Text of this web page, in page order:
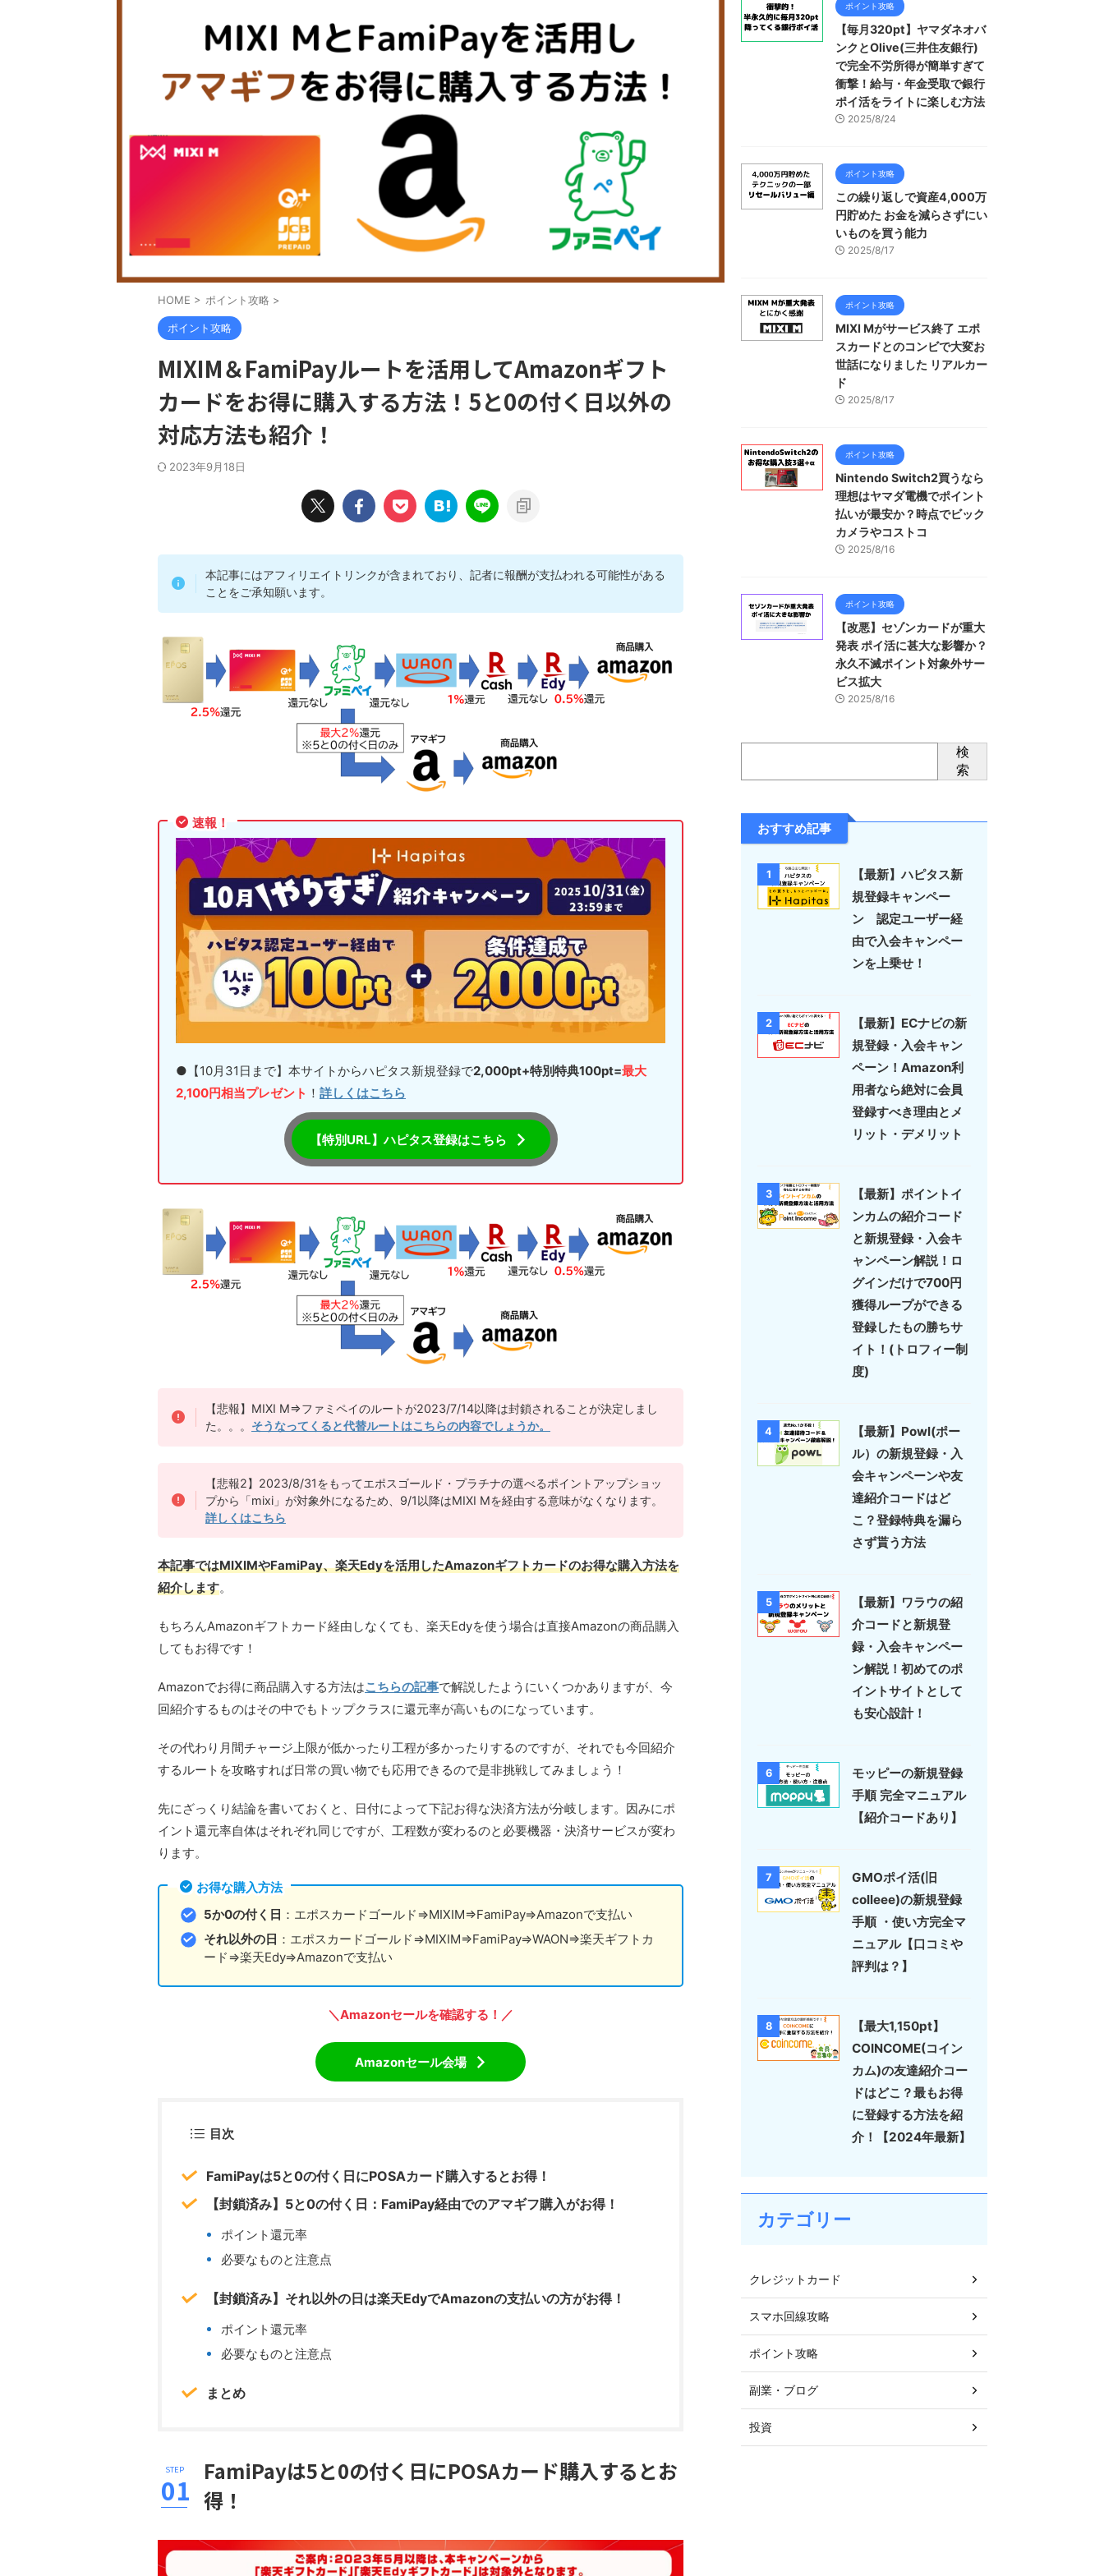
HOME > ポイント攻略 >
ポイント攻略
MIXIM＆FamiPayルートを活用してAmazonギフト
カードをお得に購入する方法！5と0の付く日以外の
対応方法も紹介！
2023年9月18日
本記事にはアフィリエイトリンクが含まれており、記者に報酬が支払われる可能性がある
ことをご承知願います。
速報！
●【10月31日まで】本サイトからハピタス新規登録で2,000pt+特別特典100pt=最大
2,100円相当プレゼント ！ 詳しくはこちら
【特別URL】ハピタス登録はこちら
【悲報】MIXI M⇒ファミペイのルートが2023/7/14以降は封鎖されることが決定しまし
た。。。 そうなってくると代替ルートはこちらの内容でしょうか。
【悲報2】2023/8/31をもってエポスゴールド・プラチナの選べるポイントアップショッ
プから「mixi」が対象外になるため、9/1以降はMIXI Mを経由する意味がなくなります。
詳しくはこちら
本記事ではMIXIMやFamiPay、楽天Edyを活用したAmazonギフトカードのお得な購入方法を
紹介します。
もちろんAmazonギフトカード経由しなくても、楽天Edyを使う場合は直接Amazonの商品購入
してもお得です！
Amazonでお得に商品購入する方法はこちらの記事で解説したようにいくつかありますが、今
回紹介するものはその中でもトップクラスに還元率が高いものになっています。
その代わり月間チャージ上限が低かったり工程が多かったりするのですが、それでも今回紹介
するルートを攻略すれば日常の買い物でも応用できるので是非挑戦してみましょう！
先にざっくり結論を書いておくと、日付によって下記お得な決済方法が分岐します。因みにポ
イント還元率自体はそれぞれ同じですが、工程数が変わるのと必要機器・決済サービスが変わ
ります。
お得な購入方法
5か0の付く日 ：エポスカードゴールド⇒MIXIM⇒FamiPay⇒Amazonで支払い
それ以外の日 ：エポスカードゴールド⇒MIXIM⇒FamiPay⇒WAON⇒楽天ギフトカ
ード⇒楽天Edy⇒Amazonで支払い
＼Amazonセールを確認する！／
Amazonセール会場
目次
FamiPayは5と0の付く日にPOSAカード購入するとお得！
【封鎖済み】5と0の付く日：FamiPay経由でのアマギフ購入がお得！
ポイント還元率
必要なものと注意点
【封鎖済み】それ以外の日は楽天EdyでAmazonの支払いの方がお得！
ポイント還元率
必要なものと注意点
まとめ
FamiPayは5と0の付く日にPOSAカード購入するとお
得！
ポイント攻略
【毎月320pt】ヤマダネオバ
ンクとOlive(三井住友銀行)
で完全不労所得が簡単すぎて
衝撃！給与・年金受取で銀行
ポイ活をライトに楽しむ方法
2025/8/24
ポイント攻略
この繰り返しで資産4,000万
円貯めた お金を減らさずにい
いものを買う能力
2025/8/17
ポイント攻略
MIXI Mがサービス終了 エポ
スカードとのコンビで大変お
世話になりました リアルカー
ド
2025/8/17
ポイント攻略
Nintendo Switch2買うなら
理想はヤマダ電機でポイント
払いが最安か？時点でビック
カメラやコストコ
2025/8/16
ポイント攻略
【改悪】セゾンカードが重大
発表 ポイ活に甚大な影響か？
永久不滅ポイント対象外サー
ビス拡大
2025/8/16
検
索
おすすめ記事
1
【最新】ハピタス新
規登録キャンペー
ン 認定ユーザー経
由で入会キャンペー
ンを上乗せ！
2
【最新】ECナビの新
規登録・入会キャン
ペーン！Amazon利
用者なら絶対に会員
登録すべき理由とメ
リット・デメリット
3
【最新】ポイントイ
ンカムの紹介コード
と新規登録・入会キ
ャンペーン解説！ロ
グインだけで700円
獲得ループができる
登録したもの勝ちサ
イト！(トロフィー制
度)
4
【最新】Powl(ポー
ル）の新規登録・入
会キャンペーンや友
達紹介コードはど
こ？登録特典を漏ら
さず貰う方法
5
【最新】ワラウの紹
介コードと新規登
録・入会キャンペー
ン解説！初めてのポ
イントサイトとして
も安心設計！
6
モッピーの新規登録
手順 完全マニュアル
【紹介コードあり】
7
GMOポイ活(旧
colleee)の新規登録
手順 ・使い方完全マ
ニュアル【口コミや
評判は？】
8
【最大1,150pt】
COINCOME(コイン
カム)の友達紹介コー
ドはどこ？最もお得
に登録する方法を紹
介！【2024年最新】
カテゴリー
クレジットカード
スマホ回線攻略
ポイント攻略
副業・ブログ
投資